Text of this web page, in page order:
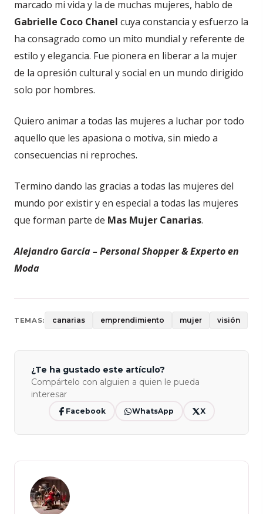
marcado mi vida y la de muchas mujeres, hablo de
Gabrielle Coco Chanel cuya constancia y esfuerzo la
ha consagrado como un mito mundial y referente de
estilo y elegancia. Fue pionera en liberar a la mujer
de la opresión cultural y social en un mundo dirigido
solo por hombres.
Quiero animar a todas las mujeres a luchar por todo
aquello que les apasiona o motiva, sin miedo a
consecuencias ni reproches.
Termino dando las gracias a todas las mujeres del
mundo por existir y en especial a todas las mujeres
que forman parte de Mas Mujer Canarias.
Alejandro García – Personal Shopper & Experto en
Moda
TEMAS: canarias emprendimiento mujer visión
¿Te ha gustado este artículo?
Compártelo con alguien a quien le pueda
interesar
Facebook WhatsApp X